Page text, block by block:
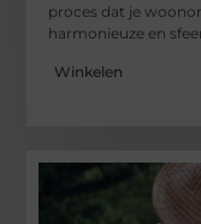
proces dat je
harmonieuze en
Winkelen